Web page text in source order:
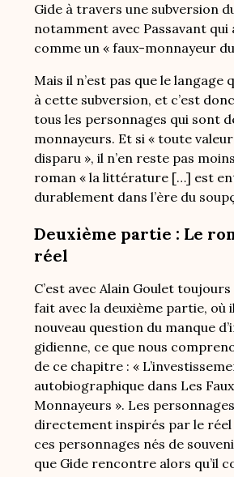
Gide à travers une subversion
notamment avec Passavant
comme un « faux-monnayeur
Mais il n’est pas que le langage
à cette subversion, et c’est
tous les personnages qui sont
monnayeurs. Et si « toute valeur
disparu », il n’en reste pas
roman « la littérature […] est
durablement dans l’ère du
Deuxième partie : Le
réel
C’est avec Alain Goulet
fait avec la deuxième partie, où
nouveau question du manque
gidienne, ce que nous
de ce chapitre : «
autobiographique dans Les
Monnayeurs ». Les
directement inspirés par le réel
ces personnages nés de
que Gide rencontre alors qu’il